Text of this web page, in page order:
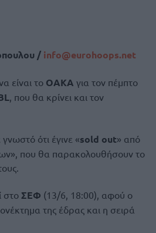
/ info@eurohoops.net
είναι το ΟΑΚΑ για τον πέμπτο
, που θα κρίνει και τον
ότι έγινε «sold out» από
που θα παρακολουθήσουν το
στο ΣΕΦ (13/6, 18:00), αφού ο
της έδρας και η σειρά